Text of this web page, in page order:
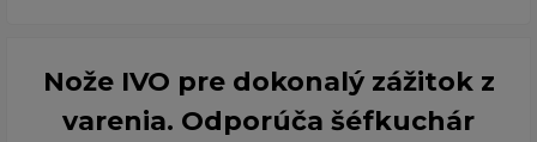
Nože IVO pre dokonalý zážitok z
varenia. Odporúča šéfkuchár